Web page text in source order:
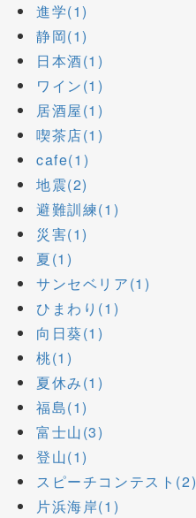
進学(1)
静岡(1)
日本酒(1)
ワイン(1)
居酒屋(1)
喫茶店(1)
cafe(1)
地震(2)
避難訓練(1)
災害(1)
夏(1)
サンセベリア(1)
ひまわり(1)
向日葵(1)
桃(1)
夏休み(1)
福島(1)
富士山(3)
登山(1)
スピーチコンテスト(2)
片浜海岸(1)